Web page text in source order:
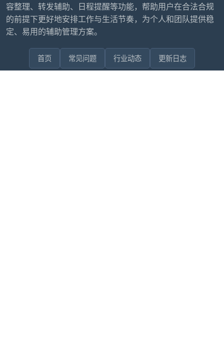
容整理、转发辅助、日程提醒等功能，帮助用户在合法合规
的前提下更好地安排工作与生活节奏，为个人和团队提供稳
定、易用的辅助管理方案。
首页 常见问题 行业动态 更新日志